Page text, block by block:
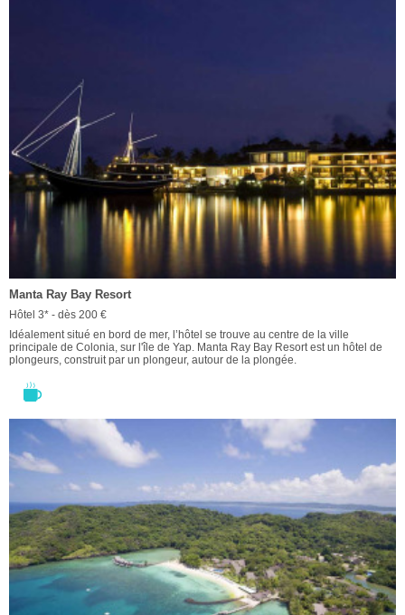
Manta Ray Bay Resort
Hôtel 3* - dès 200 €
Idéalement situé en bord de mer, l’hôtel se trouve au centre de la ville
principale de Colonia, sur l'île de Yap. Manta Ray Bay Resort est un hôtel de
plongeurs, construit par un plongeur, autour de la plongée.